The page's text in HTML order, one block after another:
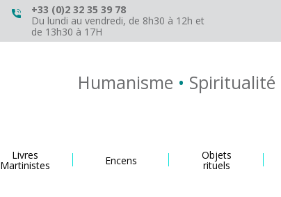
+33 (0)2 32 35 39 78
Du lundi au vendredi, de 8h30 à 12h et
de 13h30 à 17H
Humanisme • Spiritualité
Livres
Martinistes Encens Objets
rituels